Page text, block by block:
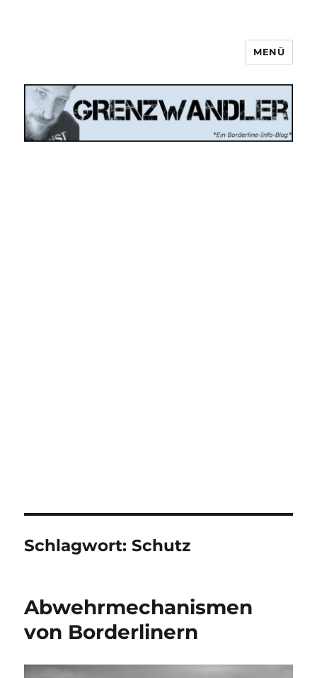
MENÜ
Schlagwort:Schutz
Abwehrmechanismen
von Borderlinern